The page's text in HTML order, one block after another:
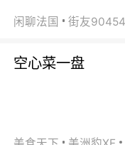
闲聊法国
空心菜一盘